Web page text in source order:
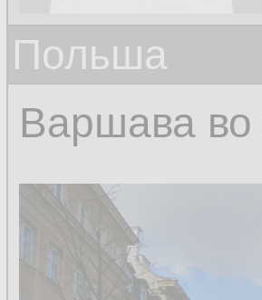
Польша
Варшава во